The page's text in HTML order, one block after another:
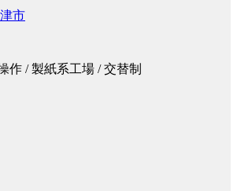
市
作 / 製紙系工場 / 交替制